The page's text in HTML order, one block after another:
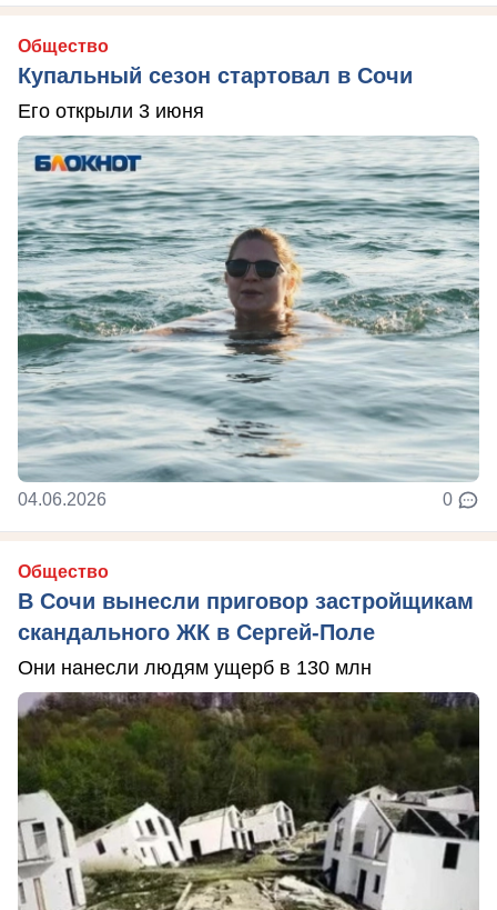
Общество
Купальный сезон стартовал в Сочи
Его открыли 3 июня
04.06.2026 0
Общество
В Сочи вынесли приговор застройщикам
скандального ЖК в Сергей-Поле
Они нанесли людям ущерб в 130 млн